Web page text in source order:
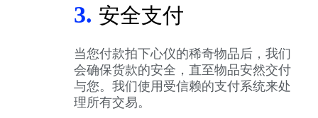
3. 安全支付
当您付款拍下心仪的稀奇物品后，我们
会确保货款的安全，直至物品安然交付
与您。我们使用受信赖的支付系统来处
理所有交易。